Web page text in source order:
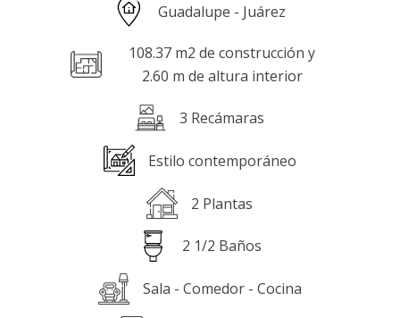
Guadalupe - Juárez
108.37 m2 de construcción y
2.60 m de altura interior
3 Recámaras
Estilo contemporáneo
2 Plantas
2 1/2 Baños
Sala - Comedor - Cocina